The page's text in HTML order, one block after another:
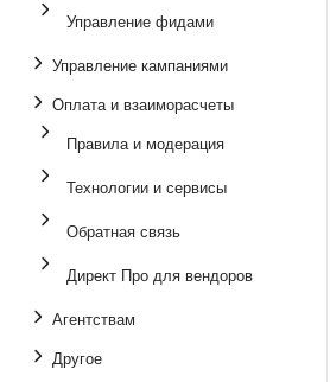
Управление фидами
Управление кампаниями
Оплата и взаиморасчеты
Правила и модерация
Технологии и сервисы
Обратная связь
Директ Про для вендоров
Агентствам
Другое